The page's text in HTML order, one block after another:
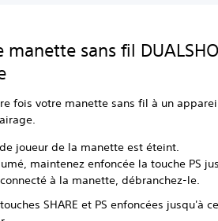
sans fil
fois votre manette sans fil à un
joueur de la manette est éteint.
maintenez enfoncée la touche PS
à la manette, débranchez-le.
SHARE et PS enfoncées jusqu'à